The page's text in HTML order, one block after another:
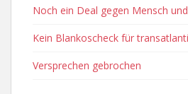
Noch ein Deal gegen Mensch
Kein Blankoscheck für
Versprechen gebrochen